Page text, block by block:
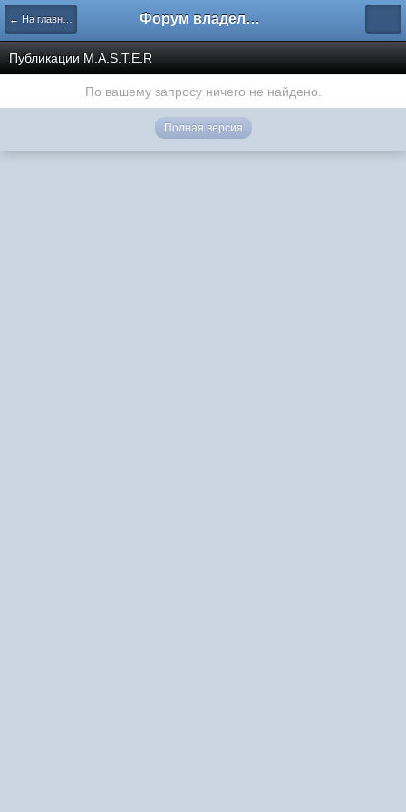
← На главную Форум владельцев интернет-магазинов
Публикации M.A.S.T.E.R
По вашему запросу ничего не найдено.
Полная версия